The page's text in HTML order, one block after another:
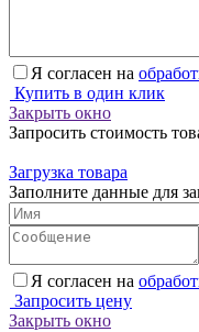
Я согласен на
Купить в один клик
Закрыть окно
Запросить стоимость
Загрузка товара
Заполните данные для
Я согласен на
Запросить цену
Закрыть окно